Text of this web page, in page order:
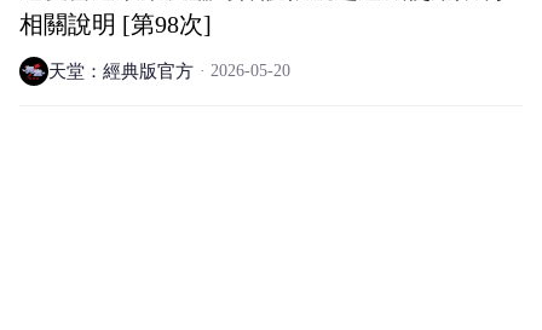
相關說明 [第98次]
天堂：經典版官方 2026-05-20